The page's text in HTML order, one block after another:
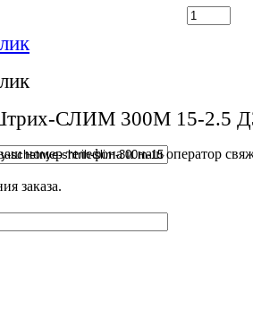
СЛИМ 300М 15-2.5
номер телефона и наш оператор
заказа.